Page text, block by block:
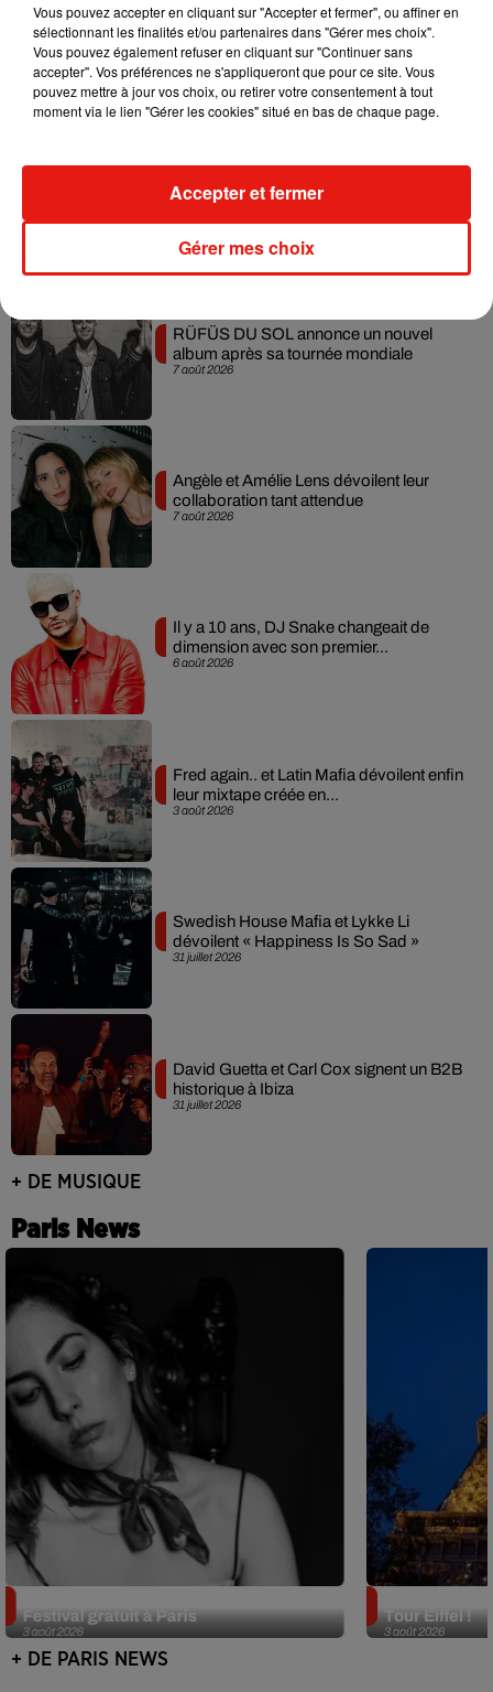
belle⬯?", "Exactement ce dont j'ai besoin",peut-on lire en
commentaires sous les deux publications pour le moins
sulfureuses.En effet, la chanteuse américaine
est définitivement la reine des clichés et vidéos osés. Un trait
de sa personnalité qui n'est pas pour déplaire à sa
7 août 2026
RÜFÜS DU SOL annonce un nouvel
album après sa tournée mondiale
7 août 2026
Angèle et Amélie Lens dévoilent leur
collaboration tant attendue
6 août 2026
Il y a 10 ans, DJ Snake changeait de
dimension avec son premier...
3 août 2026
Fred again.. et Latin Mafia dévoilent enfin
leur mixtape créée en...
31 juillet 2026
Swedish House Mafia et Lykke Li
dévoilent « Happiness Is So Sad »
31 juillet 2026
David Guetta et Carl Cox signent un B2B
historique à Ibiza
+ DE MUSIQUE
Paris News
3 août 2026
Festival gratuit à Paris
3 août 2026
Tour Eiffel !
+ DE PARIS NEWS
Vous pouvez accepter en cliquant sur "Accepter et fermer", ou affiner en
sélectionnant les finalités et/ou partenaires dans "Gérer mes choix".
Vous pouvez également refuser en cliquant sur "Continuer sans
accepter". Vos préférences ne s'appliqueront que pour ce site. Vous
pouvez mettre à jour vos choix, ou retirer votre consentement à tout
moment via le lien "Gérer les cookies" situé en bas de chaque page.
Gérer mes choix
Accepter et fermer